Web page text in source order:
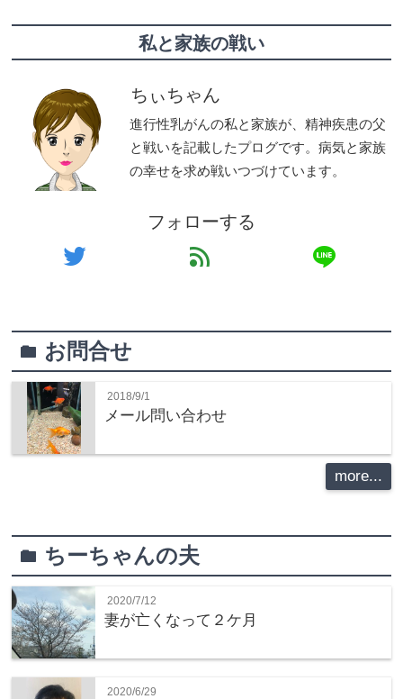
私と家族の戦い
ちぃちゃん
進行性乳がんの私と家族が、精神疾患の父
と戦いを記載したプログです。病気と家族
の幸せを求め戦いつづけています。
フォローする
twitter feed line
folder お問合せ
2018/9/1
メール問い合わせ
more...
folder ちーちゃんの夫
2020/7/12
妻が亡くなって２ケ月
2020/6/29